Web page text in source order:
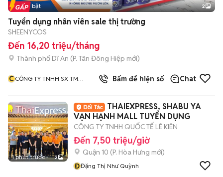
Tin nổi bật 2
Tuyển dụng nhân viên sale thị trường
SHEENYCOS
Đến 16,20 triệu/tháng
Thành phố Dĩ An (P. Tân Đông Hiệp mới)
CCÔNG TY TNHH SX TM
Bấm để hiện số Chat
1 phút trước 2
THAIEXPRESS, SHABU YA
VẠN HẠNH MALL TUYỂN DỤNG
CÔNG TY TNHH QUỐC TẾ LÊ KIÊN
Đến 7,50 triệu/giờ
Quận 10 (P. Hòa Hưng mới)
ĐĐặng Thị Như Quỳnh